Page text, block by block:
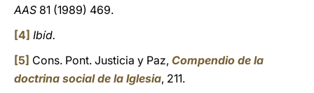
AAS 81 (1989) 469.
[4] Ibíd.
[5] Cons. Pont. Justicia y Paz, Compendio de la
doctrina social de la Iglesia, 211.